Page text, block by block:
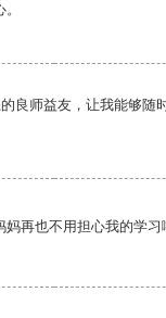
良师益友，让我能够随
再也不用担心我的学习